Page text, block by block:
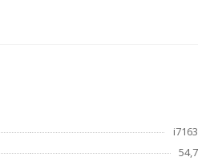
i7163
54,7